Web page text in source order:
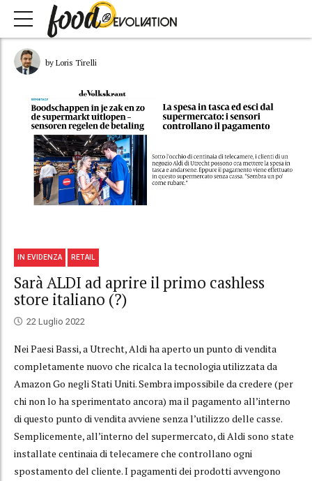
by Loris Tirelli
IN EVIDENZA RETAIL
Sarà ALDI ad aprire il primo cashless
store italiano (?)
22 Luglio 2022
Nei Paesi Bassi, a Utrecht, Aldi ha aperto un punto di vendita
completamente nuovo che ricalca la tecnologia utilizzata da
Amazon Go negli Stati Uniti. Sembra impossibile da credere (per
chi non lo ha sperimentato ancora) ma il pagamento all’interno
di questo punto di vendita avviene senza l’utilizzo delle casse.
Semplicemente, all’interno del supermercato, di Aldi sono state
installate centinaia di telecamere che controllano ogni
spostamento del cliente. I pagamenti dei prodotti avvengono